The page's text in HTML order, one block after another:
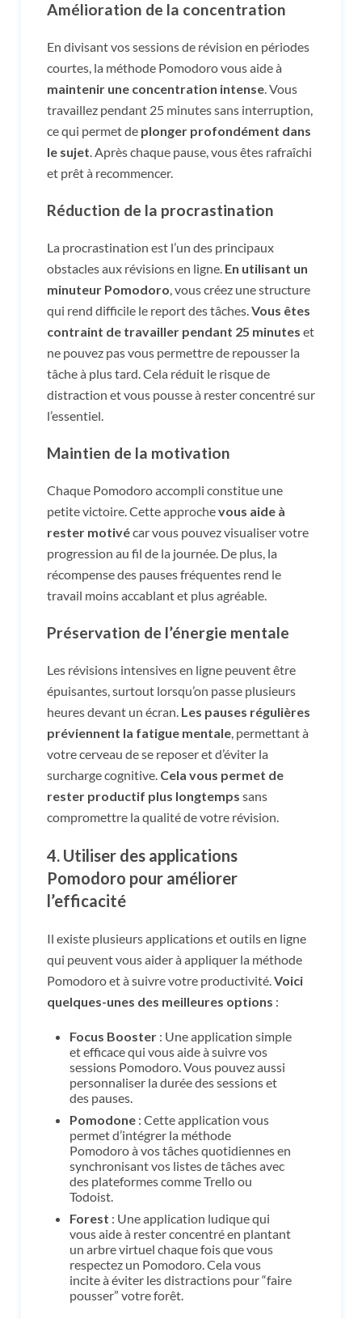
Amélioration de la concentration
En divisant vos sessions de révision en périodes
courtes, la méthode Pomodoro vous aide à
maintenir une concentration intense . Vous
travaillez pendant 25 minutes sans interruption,
ce qui permet de plonger profondément dans
le sujet . Après chaque pause, vous êtes rafraîchi
et prêt à recommencer.
Réduction de la procrastination
La procrastination est l’un des principaux
obstacles aux révisions en ligne. En utilisant un
minuteur Pomodoro , vous créez une structure
qui rend difficile le report des tâches. Vous êtes
contraint de travailler pendant 25 minutes et
ne pouvez pas vous permettre de repousser la
tâche à plus tard. Cela réduit le risque de
distraction et vous pousse à rester concentré sur
l’essentiel.
Maintien de la motivation
Chaque Pomodoro accompli constitue une
petite victoire. Cette approchevous aide à
rester motivécar vous pouvez visualiser votre
progression au fil de la journée. De plus, la
récompense des pauses fréquentes rend le
travail moins accablant et plus agréable.
Préservation de l’énergie mentale
Les révisions intensives en ligne peuvent être
épuisantes, surtout lorsqu’on passe plusieurs
heures devant un écran. Les pauses régulières
préviennent la fatigue mentale , permettant à
votre cerveau de se reposer et d’éviter la
surcharge cognitive. Cela vous permet de
rester productif plus longtemps sans
compromettre la qualité de votre révision.
4. Utiliser des applications
Pomodoro pour améliorer
l’efficacité
Il existe plusieurs applications et outils en ligne
qui peuvent vous aider à appliquer la méthode
Pomodoro et à suivre votre productivité. Voici
quelques-unes des meilleures options :
Focus Booster : Une application simple
et efficace qui vous aide à suivre vos
sessions Pomodoro. Vous pouvez aussi
personnaliser la durée des sessions et
des pauses.
Pomodone : Cette application vous
permet d’intégrer la méthode
Pomodoro à vos tâches quotidiennes en
synchronisant vos listes de tâches avec
des plateformes comme Trello ou
Todoist.
Forest : Une application ludique qui
vous aide à rester concentré en plantant
un arbre virtuel chaque fois que vous
respectez un Pomodoro. Cela vous
incite à éviter les distractions pour “faire
pousser” votre forêt.